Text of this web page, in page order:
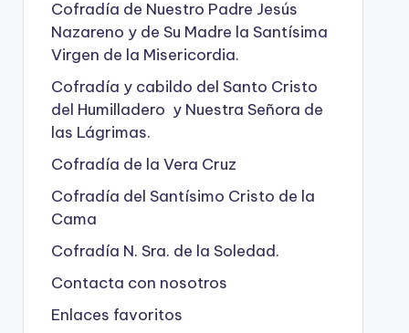
Cofradía de Nuestro Padre Jesús
Nazareno y de Su Madre la Santísima
Virgen de la Misericordia.
Cofradía y cabildo del Santo Cristo
del Humilladero y Nuestra Señora de
las Lágrimas.
Cofradía de la Vera Cruz
Cofradía del Santísimo Cristo de la
Cama
Cofradía N. Sra. de la Soledad.
Contacta con nosotros
Enlaces favoritos